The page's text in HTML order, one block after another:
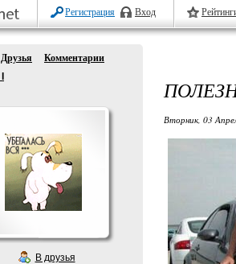
Регистрация Вход
Друзья
Комментарии
В друзья
Вторник, 03